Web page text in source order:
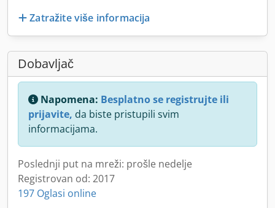
Zatražite više informacija
Dobavljač
Napomena: Besplatno se registrujte ili
prijavite, da biste pristupili svim
informacijama.
Poslednji put na mreži: prošle nedelje
Registrovan od: 2017
197 Oglasi online